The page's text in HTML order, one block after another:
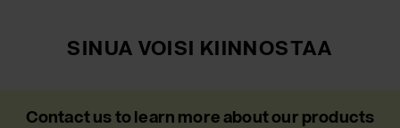
SINUA VOISI KIINNOSTAA
Contact us to learn more about our products